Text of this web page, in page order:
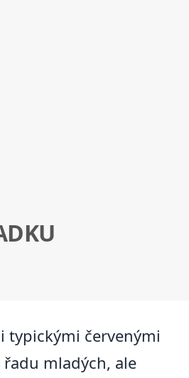
typickými červenými
mladých, ale